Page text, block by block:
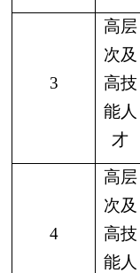
3
高层
次及
高技
能人
才
4
高层
次及
高技
能人